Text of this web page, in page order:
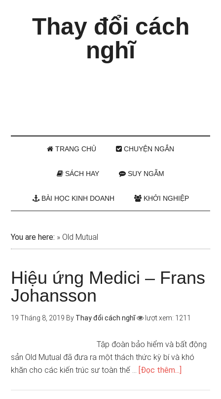
Thay đổi cách
nghĩ
TRANG CHỦ CHUYỆN NGẮN
SÁCH HAY SUY NGẪM
BÀI HỌC KINH DOANH KHỞI NGHIỆP
You are here: » Old Mutual
Hiệu ứng Medici – Frans
Johansson
19 Tháng 8, 2019 By Thay đổi cách nghĩ lượt xem: 1211
Tập đoàn bảo hiểm và bất động
sản Old Mutual đã đưa ra một thách thức kỳ bí và khó
khăn cho các kiến trúc sư toàn thế … [Đọc thêm...]